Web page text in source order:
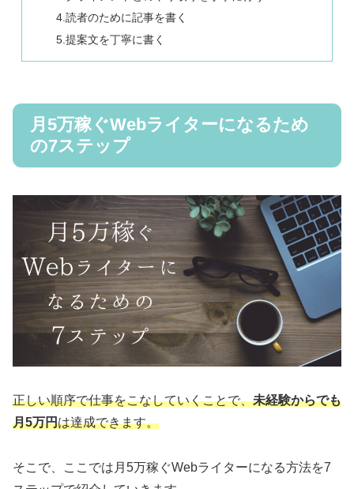
4.読者のために記事を書く
5.提案文を丁寧に書く
月5万稼ぐWebライターになるため
の7ステップ
正しい順序で仕事をこなしていくことで、未経験からでも
月5万円は達成できます。
そこで、ここでは月5万稼ぐWebライターになる方法を7